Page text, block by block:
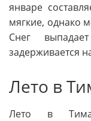
январе
мягкие, однако
Снег
задерживается
Лето в
Лето в